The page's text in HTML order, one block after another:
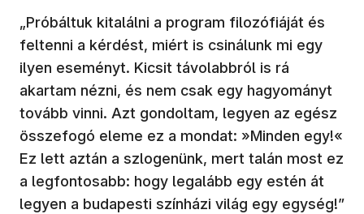
„Próbáltuk kitalálni a program filozófiáját és
feltenni a kérdést, miért is csinálunk mi egy
ilyen eseményt. Kicsit távolabbról is rá
akartam nézni, és nem csak egy hagyományt
tovább vinni. Azt gondoltam, legyen az egész
összefogó eleme ez a mondat: »Minden egy!«
Ez lett aztán a szlogenünk, mert talán most ez
a legfontosabb: hogy legalább egy estén át
legyen a budapesti színházi világ egy egység!”